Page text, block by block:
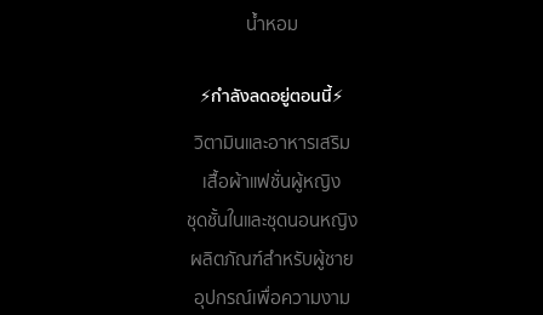
น้ำหอม
⚡กำลังลดอยู่ตอนนี้⚡
วิตามินและอาหารเสริม
เสื้อผ้าแฟชั่นผู้หญิง
ชุดชั้นในและชุดนอนหญิง
ผลิตภัณฑ์สำหรับผู้ชาย
อุปกรณ์เพื่อความงาม